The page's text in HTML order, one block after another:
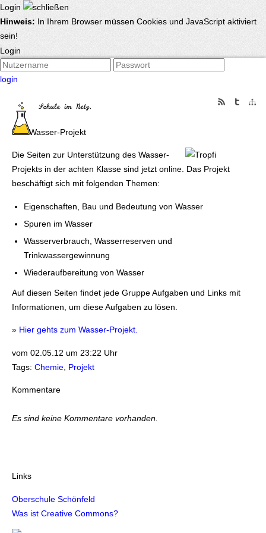
Login
Hinweis: In Ihrem Browser müssen Cookies und JavaScript aktiviert
sein!
Login
login
Das Wasser-Projekt
Die Seiten zur Unterstützung des Wasser-
Projekts in der achten Klasse sind jetzt online. Das Projekt
beschäftigt sich mit folgenden Themen:
Eigenschaften, Bau und Bedeutung von Wasser
Spuren im Wasser
Wasserverbrauch, Wasserreserven und
Trinkwassergewinnung
Wiederaufbereitung von Wasser
Auf diesen Seiten findet jede Gruppe Aufgaben und Links mit
Informationen, um diese Aufgaben zu lösen.
» Hier gehts zum Wasser-Projekt.
vom 02.05.12 um 23:22 Uhr
Tags: Chemie Projekt
Kommentare
Es sind keine Kommentare vorhanden.
Links
Oberschule Schönfeld
Was ist Creative Commons?